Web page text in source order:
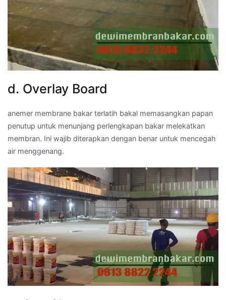
d. Overlay Board
anemer membrane bakar terlatih bakal memasangkan papan
penutup untuk menunjang perlengkapan bakar melekatkan
membran. Ini wajib diterapkan dengan benar untuk mencegah
air menggenang.